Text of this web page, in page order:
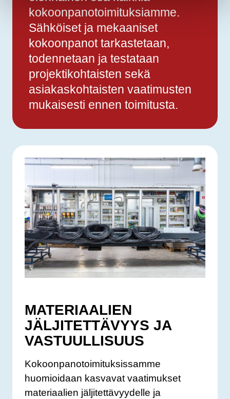
kokoonpanotoimituksiamme.
Sähköiset ja mekaaniset
kokoonpanot tarkastetaan,
todennetaan ja testataan
projektikohtaisten sekä
asiakaskohtaisten vaatimusten
mukaisesti ennen toimitusta.
MATERIAALIEN
JÄLJITETTÄVYYS JA
VASTUULLISUUS
Kokoonpanotoimituksissamme
huomioidaan kasvavat vaatimukset
materiaalien jäljitettävyydelle ja